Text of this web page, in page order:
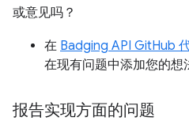
或意见吗？
在 Badging API GitHub
在现有问题中添加您的想
报告实现方面的问题